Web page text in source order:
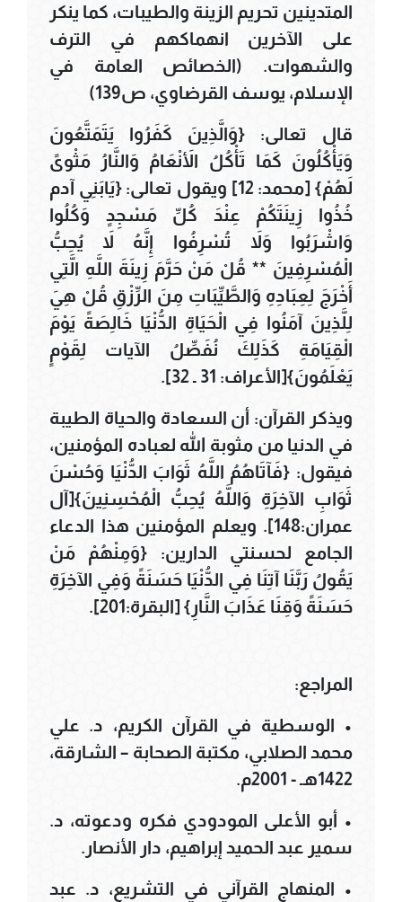
المتدينين تحريم الزينة والطيبات، كما ينكر
على الآخرين انهماكهم في الترف
والشهوات. (الخصائص العامة في
الإسلام، يوسف القرضاوي، ص139)
قال تعالى: {وَالَّذِينَ كَفَرُوا يَتَمَتَّعُونَ
وَيَأْكُلُونَ كَمَا تَأْكُلُ الأَنْعَامُ وَالنَّارُ مَثْوىً
لَهُمْ} [محمد: 12] ويقول تعالى: {يَابَنِي آدم
خُذُوا زِينَتَكُمْ عِنْدَ كُلِّ مَسْجِدٍ وَكُلُوا
وَاشْرَبُوا وَلاَ تُسْرِفُوا إِنَّهُ لاَ يُحِبُّ
الْمُسْرِفِينَ ** قُلْ مَنْ حَرَّمَ زِينَةَ اللَّهِ الَّتِي
أَخْرَجَ لِعِبَادِهِ وَالطَّيِّبَاتِ مِنَ الرِّزْقِ قُلْ هِيَ
لِلَّذِينَ آمَنُوا فِي الْحَيَاةِ الدُّنْيَا خَالِصَةً يَوْمَ
الْقِيَامَةِ كَذَلِكَ نُفَصِّلُ الآيات لِقَوْمٍ
يَعْلَمُونَ}[الأعراف: 31 ـ 32].
ويذكر القرآن: أن السعادة والحياة الطيبة
في الدنيا من مثوبة الله لعباده المؤمنين،
فيقول: {فَآتَاهُمُ اللَّهُ ثَوَابَ الدُّنْيَا وَحُسْنَ
ثَوَابِ الآخِرَةِ وَاللَّهُ يُحِبُّ الْمُحْسِنِينَ}[آل
عمران:148]. ويعلم المؤمنين هذا الدعاء
الجامع لحسنتي الدارين: {وَمِنْهُمْ مَنْ
يَقُولُ رَبَّنَا آتِنَا فِي الدُّنْيَا حَسَنَةً وَفِي الآخِرَةِ
حَسَنَةً وَقِنَا عَذَابَ النَّارِ} [البقرة:201].
المراجع:
• الوسطية في القرآن الكريم، د. علي
محمد الصلابي، مكتبة الصحابة – الشارقة،
1422هـ - 2001م.
• أبو الأعلى المودودي فكره ودعوته، د.
سمير عبد الحميد إبراهيم، دار الأنصار.
• المنهاج القرآني في التشريع، د. عبد